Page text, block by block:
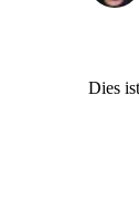
Dies